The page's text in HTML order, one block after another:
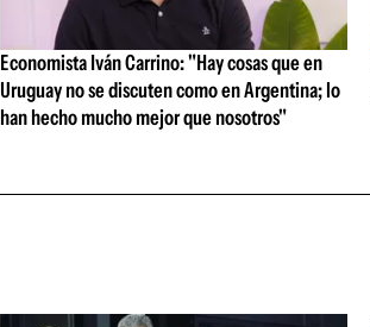
Economista Iván Carrino: "Hay cosas que en
Uruguay no se discuten como en Argentina; lo
han hecho mucho mejor que nosotros"